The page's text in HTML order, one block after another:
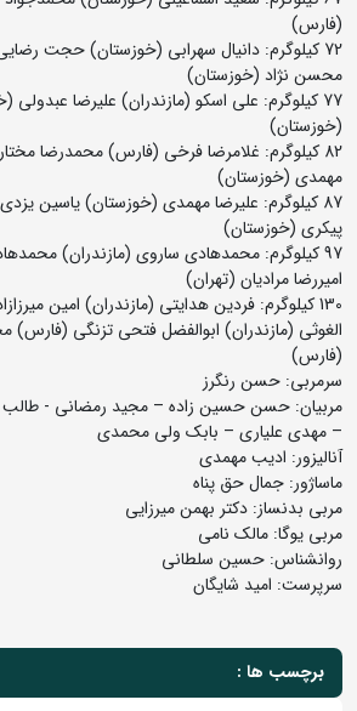
(فارس)
72 کیلوگرم: دانیال سهرابی (خوزستان) حجت
محسن نژاد (خوزستان)
77 کیلوگرم: علی اسکو (مازندران) علیرضا عبدولی
(خوزستان)
82 کیلوگرم: غلامرضا فرخی (فارس) محمدرضا
مهمدی (خوزستان)
87 کیلوگرم: علیرضا مهمدی (خوزستان) یاسین
پیکری (خوزستان)
97 کیلوگرم: محمدهادی ساروی (مازندران)
امیررضا مرادیان (تهران)
130 کیلوگرم: فردین هدایتی (مازندران) امین
الغوثی (مازندران) ابوالفضل فتحی تزنگی (فارس)
(فارس)
سرمربی: حسن رنگرز
مربیان: حسن حسین زاده – مجید رمضانی - طالب
– مهدی علیاری – بابک ولی محمدی
آنالیزور: ادیب مهمدی
ماساژور: جمال حق پناه
مربی بدنساز: دکتر بهمن میرزایی
مربی یوگا: مالک نامی
روانشناس: حسین سلطانی
سرپرست: امید شایگان
برچسب ها :